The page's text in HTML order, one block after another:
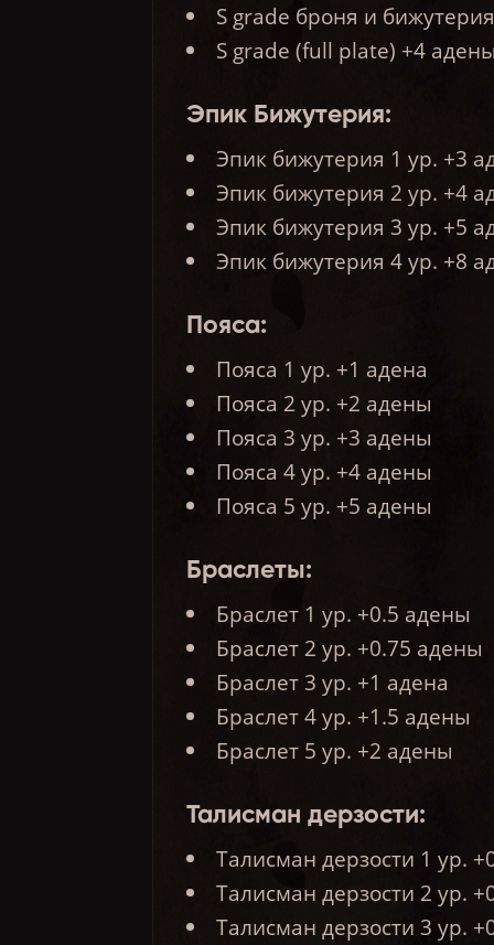
S grade броня и
S grade (full plate) +4
Эпик Бижутерия:
Эпик бижутерия 1 ур. +3
Эпик бижутерия 2 ур. +4
Эпик бижутерия 3 ур. +5
Эпик бижутерия 4 ур. +8
Пояса:
Пояса 1 ур. +1 адена
Пояса 2 ур. +2 адены
Пояса 3 ур. +3 адены
Пояса 4 ур. +4 адены
Пояса 5 ур. +5 адены
Браслеты:
Браслет 1 ур. +0.5 адены
Браслет 2 ур. +0.75 адены
Браслет 3 ур. +1 адена
Браслет 4 ур. +1.5 адены
Браслет 5 ур. +2 адены
Талисман дерзости:
Талисман дерзости 1 ур.
Талисман дерзости 2 ур.
Талисман дерзости 3 ур.